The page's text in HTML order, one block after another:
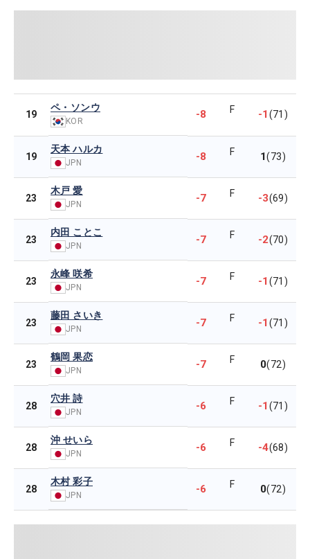
19
ペ・ソンウ
KOR
-8 F -1(71)
19
天本 ハルカ
JPN -8 F 1(73)
23
木戸 愛
JPN -7 F -3(69)
23
内田 ことこ
JPN -7 F -2(70)
23
永峰 咲希
JPN -7 F -1(71)
23
藤田 さいき
JPN -7 F -1(71)
23
鶴岡 果恋
JPN -7 F 0(72)
28
穴井 詩
JPN -6 F -1(71)
28
沖 せいら
JPN -6 F -4(68)
28
木村 彩子
JPN -6 F 0(72)